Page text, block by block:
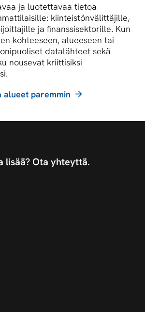
ja luotettavaa tietoa
kiinteistönvälittäjille,
ja finanssisektorille. Kun
kohteeseen, alueeseen tai
datalähteet sekä
nousevat kriittisiksi
alueet paremmin
lisää? Ota yhteyttä.